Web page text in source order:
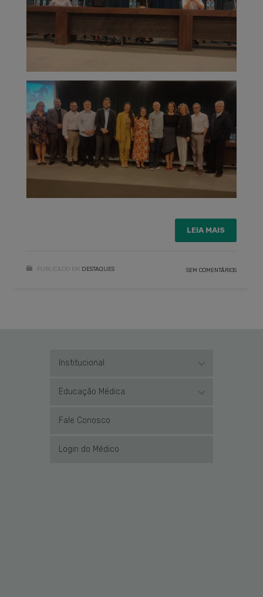
LEIA MAIS
PUBLICADO EM DESTAQUES SEM COMENTÁRIOS
Institucional
Educação Médica
Fale Conosco
Login do Médico